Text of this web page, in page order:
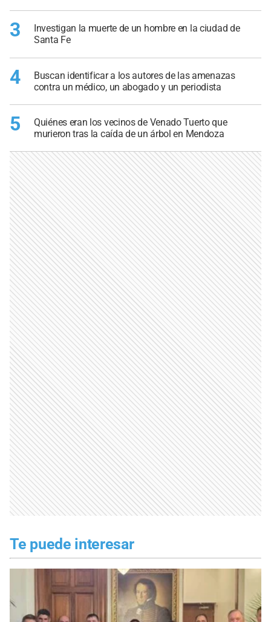
3
Investigan la muerte de un hombre en la ciudad de
Santa Fe
4
Buscan identificar a los autores de las amenazas
contra un médico, un abogado y un periodista
5
Quiénes eran los vecinos de Venado Tuerto que
murieron tras la caída de un árbol en Mendoza
Te puede interesar